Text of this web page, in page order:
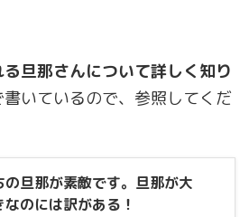
旦那さんについて詳しく知り
いているので、参照してくだ
の旦那が素敵です。旦那が大
なのには訳がある！